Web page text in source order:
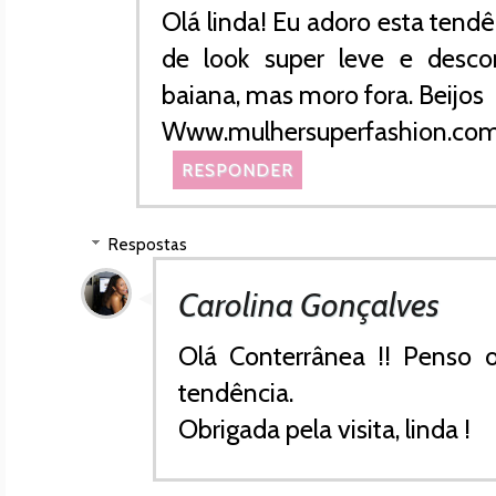
Olá linda! Eu adoro esta
de look super leve e
baiana, mas moro fora. Beijos
RESPONDER
Respostas
Carolina Gonçalves
Olá Conterrânea !! Penso
tendência.
Obrigada pela visita, linda !